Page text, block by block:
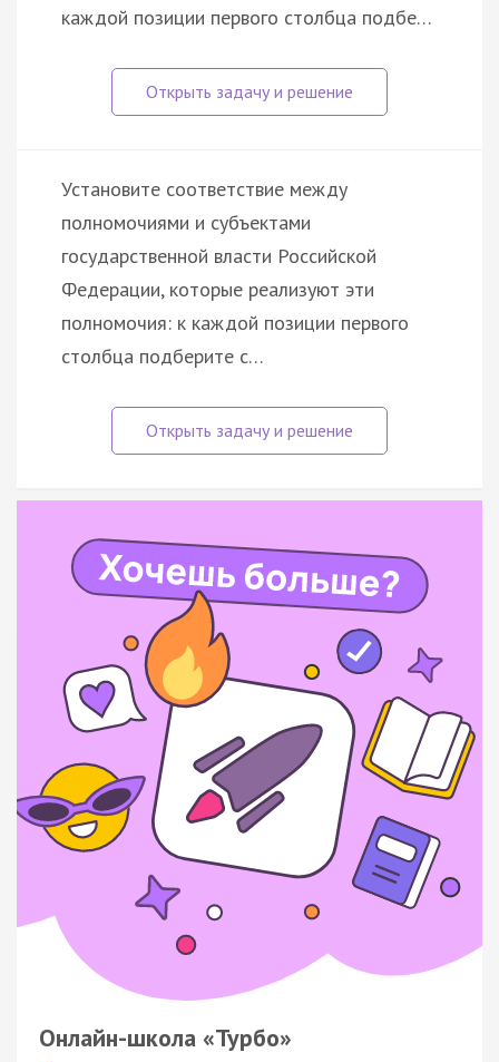
каждой позиции первого столбца подбе…
Установите соответствие между
полномочиями и субъектами
государственной власти Российской
Федерации, которые реализуют эти
полномочия: к каждой позиции первого
столбца подберите с…
Онлайн-школа «Турбо»